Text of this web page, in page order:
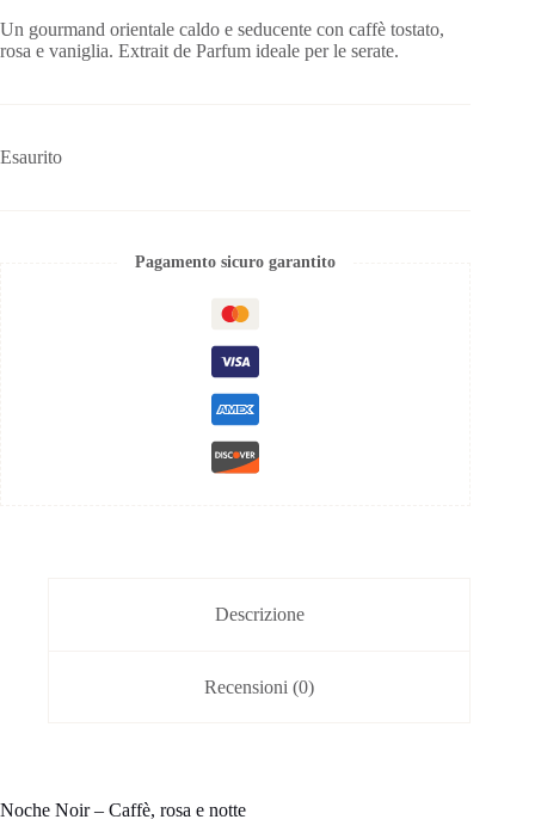
Un gourmand orientale caldo e seducente con caffè tostato,
rosa e vaniglia. Extrait de Parfum ideale per le serate.
Esaurito
Pagamento sicuro garantito
Descrizione
Recensioni (0)
Noche Noir – Caffè, rosa e notte